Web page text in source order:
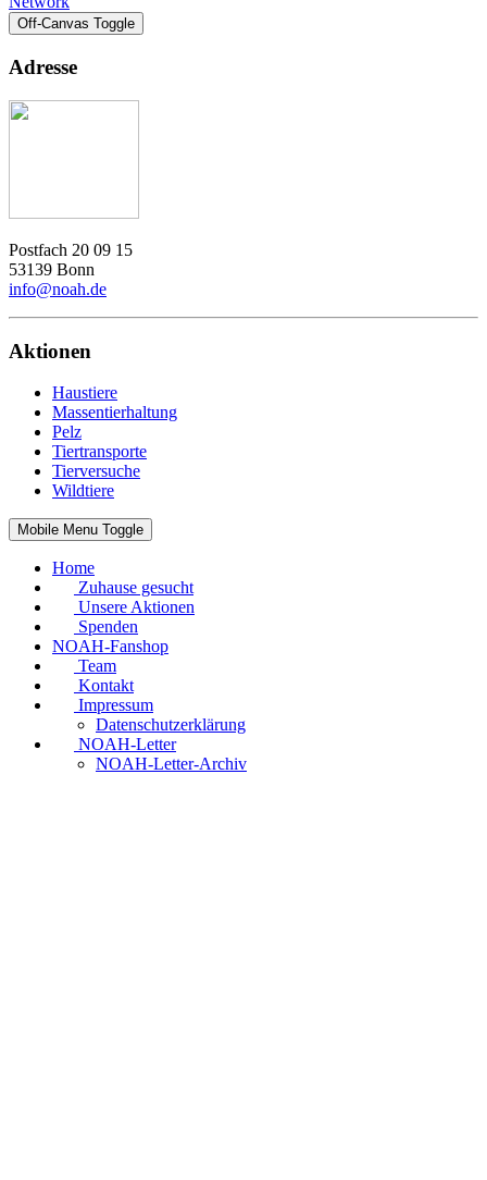
Off-Canvas Toggle
Adresse
Postfach 20 09 15
53139 Bonn
info@noah.de
Aktionen
Haustiere
Massentierhaltung
Pelz
Tiertransporte
Tierversuche
Wildtiere
Mobile Menu Toggle
Home
Zuhause gesucht
Unsere Aktionen
Spenden
NOAH-Fanshop
Team
Kontakt
Impressum
Datenschutzerklärung
NOAH-Letter
NOAH-Letter-Archiv